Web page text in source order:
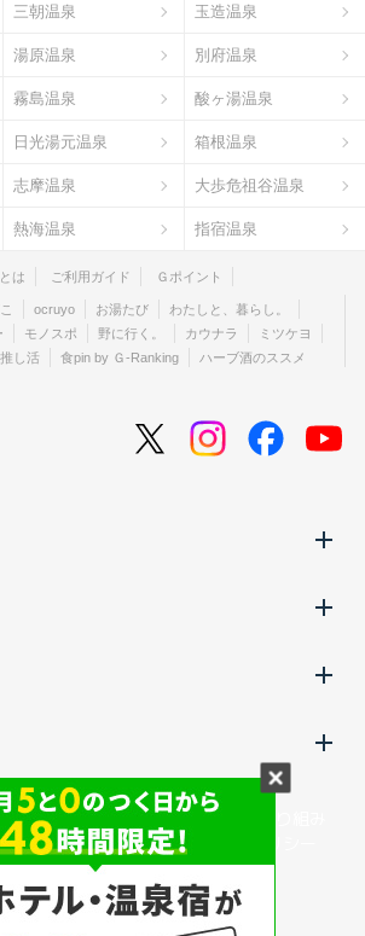
三朝温泉 玉造温泉
湯原温泉 別府温泉
霧島温泉 酸ヶ湯温泉
日光湯元温泉 箱根温泉
志摩温泉 大歩危祖谷温泉
熱海温泉 指宿温泉
は ご利用ガイド Ｇポイント
ocruyo お湯たび
わたしと、暮らし。
モノスポ 野に行く。 カウナラ
ミツケヨ
し活 食pin by Ｇ-Ranking ハーブ酒のススメ
の表示ウェブアクセシビリティの取り組み
プライバシーポータル
く表記情報セキュリティ基本方針
トップ